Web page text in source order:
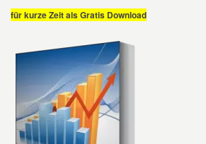
für kurze Zeit als Gratis Download